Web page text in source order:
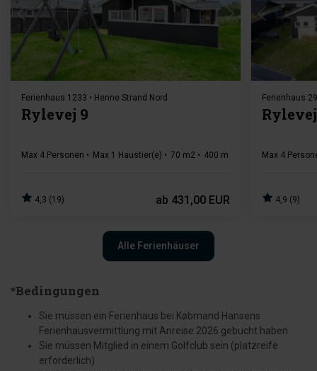
Lädt ...
Ferienhaus 1233 • Henne Strand Nord
Rylevej 9
Max 4 Personen Max 1 Haustier(e) 70 m2 400 m zur Küste 2
4,3 (19) ab 431,00 EUR
Ferienhaus
Max 4
4,9 (9)
Alle Ferienhäuser
*Bedingungen
Sie müssen ein Ferienhaus bei Købmand Hansens
Ferienhausvermittlung mit Anreise 2026 gebucht haben
Sie müssen Mitglied in einem Golfclub sein (platzreife
erforderlich)